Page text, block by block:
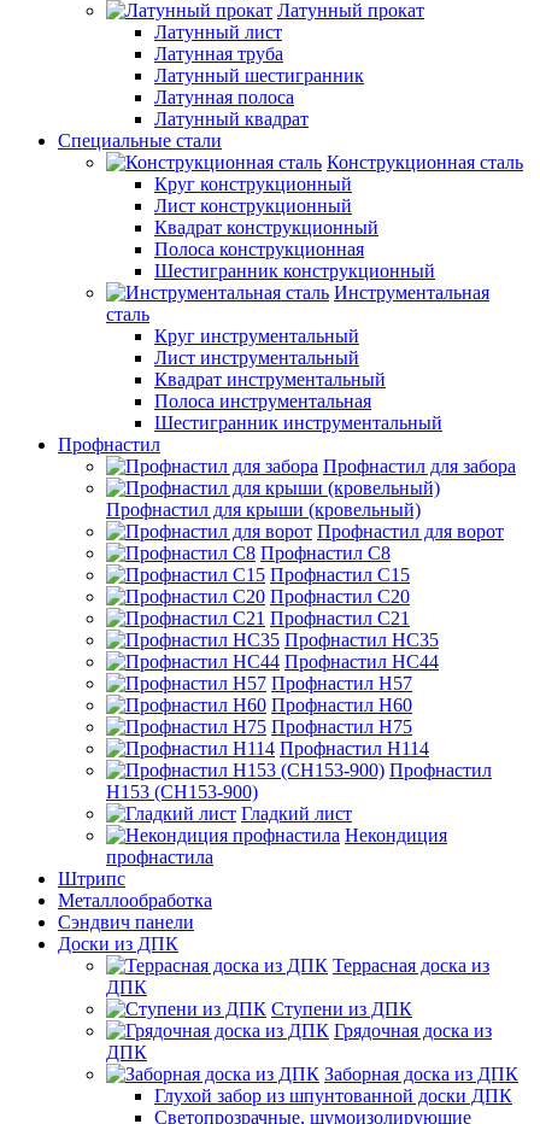
Латунный прокат
Латунный лист
Латунная труба
Латунный шестигранник
Латунная полоса
Латунный квадрат
Специальные стали
Конструкционная сталь
Круг конструкционный
Лист конструкционный
Квадрат конструкционный
Полоса конструкционная
Шестигранник конструкционный
Инструментальная
сталь
Круг инструментальный
Лист инструментальный
Квадрат инструментальный
Полоса инструментальная
Шестигранник инструментальный
Профнастил
Профнастил для забора
Профнастил для крыши (кровельный)
Профнастил для ворот
Профнастил С8
Профнастил С15
Профнастил С20
Профнастил С21
Профнастил НС35
Профнастил НС44
Профнастил Н57
Профнастил Н60
Профнастил Н75
Профнастил Н114
Профнастил
Н153 (СН153-900)
Гладкий лист
Некондиция
профнастила
Штрипс
Металлообработка
Сэндвич панели
Доски из ДПК
Террасная доска из
ДПК
Ступени из ДПК
Грядочная доска из
ДПК
Заборная доска из ДПК
Глухой забор из шпунтованной доски ДПК
Светопрозрачные, шумоизолирующие